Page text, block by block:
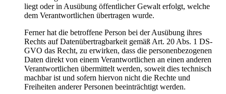
liegt oder in Ausübung öffentlicher Gewalt erfolgt, welche
dem Verantwortlichen übertragen wurde.
Ferner hat die betroffene Person bei der Ausübung ihres
Rechts auf Datenübertragbarkeit gemäß Art. 20 Abs. 1 DS-
GVO das Recht, zu erwirken, dass die personenbezogenen
Daten direkt von einem Verantwortlichen an einen anderen
Verantwortlichen übermittelt werden, soweit dies technisch
machbar ist und sofern hiervon nicht die Rechte und
Freiheiten anderer Personen beeinträchtigt werden.